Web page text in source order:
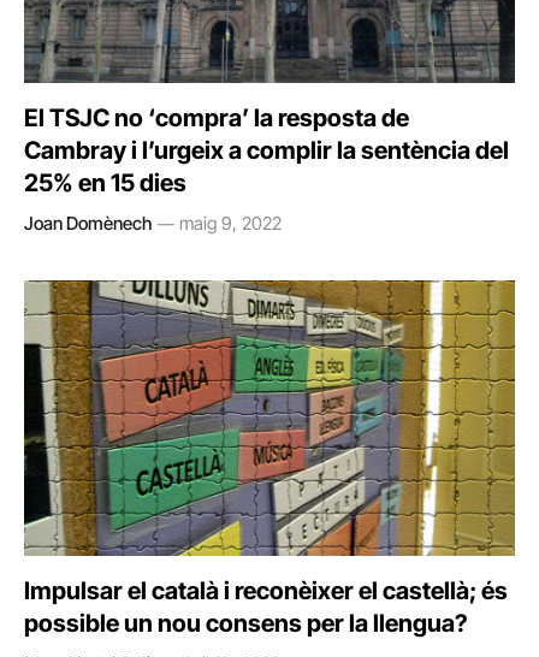
El TSJC no ‘compra’ la resposta de
Cambray i l’urgeix a complir la sentència del
25% en 15 dies
Joan Domènech maig 9, 2022
Impulsar el català i reconèixer el castellà; és
possible un nou consens per la llengua?